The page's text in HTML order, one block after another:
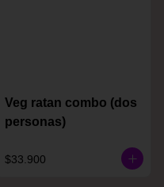
Veg ratan combo (dos
personas)
$33.900